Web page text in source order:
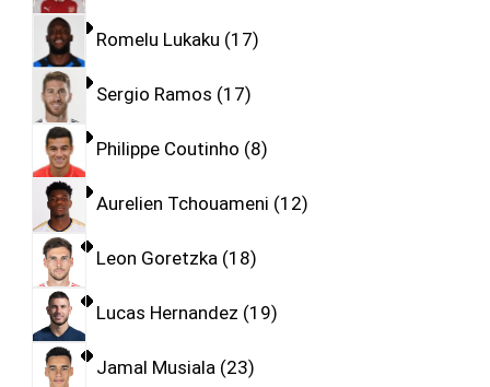
Romelu Lukaku 17
Sergio Ramos 17
Philippe Coutinho 8
Aurelien Tchouameni 12
Leon Goretzka 18
Lucas Hernandez 19
Jamal Musiala 23